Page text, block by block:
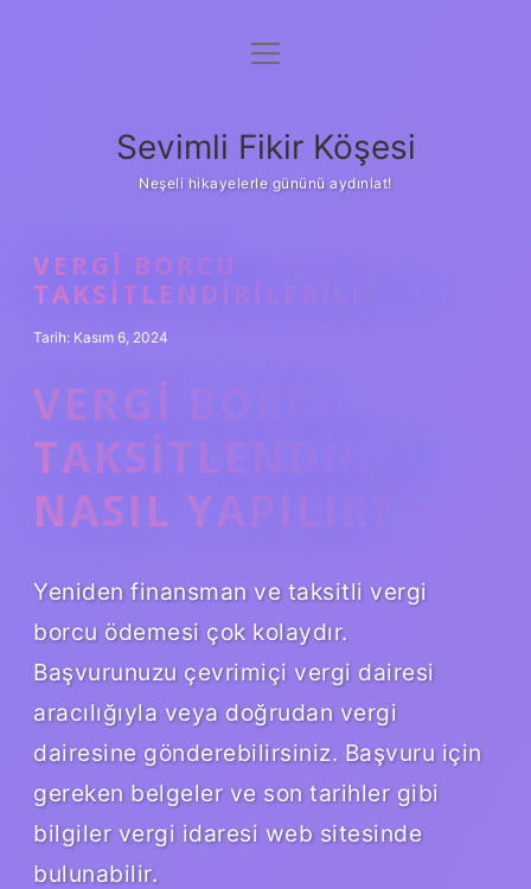
Anasayfa
Yasal Uyarı
menüyü
Sevimli Fikir Köşesi
Neşeli hikayelerle gününü aydınlat!
VERGI BORCU
TAKSITLENDIRILEBILIR MI
Tarih: Kasım 6, 2024
VERGI BORCU
TAKSITLENDIRME
NASIL YAPILIR?
Yeniden finansman ve taksitli vergi
borcu ödemesi çok kolaydır.
Başvurunuzu çevrimiçi vergi dairesi
aracılığıyla veya doğrudan vergi
dairesine gönderebilirsiniz. Başvuru için
gereken belgeler ve son tarihler gibi
bilgiler vergi idaresi web sitesinde
bulunabilir.